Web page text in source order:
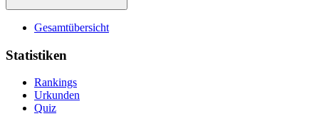
Gesamtübersicht
Statistiken
Rankings
Urkunden
Quiz